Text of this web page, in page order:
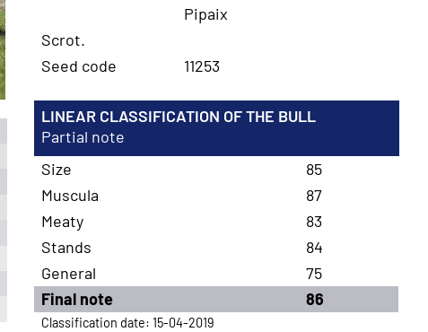
Pipaix
Scrot.
Seed code
11253
LINEAR CLASSIFICATION OF THE BULL
Partial note
Size
85
Muscula
87
Meaty
83
Stands
84
General
75
Final note
86
Classification date: 15-04-2019